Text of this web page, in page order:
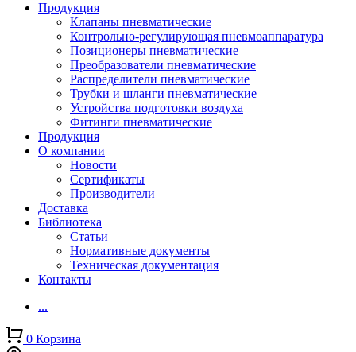
Продукция
Клапаны пневматические
Контрольно-регулирующая пневмоаппаратура
Позиционеры пневматические
Преобразователи пневматические
Распределители пневматические
Трубки и шланги пневматические
Устройства подготовки воздуха
Фитинги пневматические
Продукция
О компании
Новости
Сертификаты
Производители
Доставка
Библиотека
Статьи
Нормативные документы
Техническая документация
Контакты
...
0 Корзина